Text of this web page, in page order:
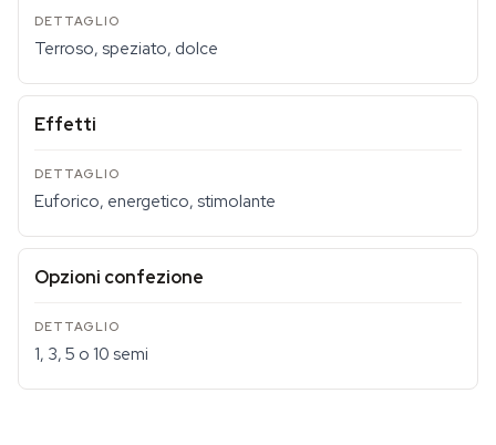
Terroso, speziato, dolce
Effetti
Euforico, energetico, stimolante
Opzioni confezione
1, 3, 5 o 10 semi